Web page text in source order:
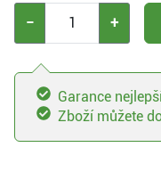
− +
Garance
Zboží můžete